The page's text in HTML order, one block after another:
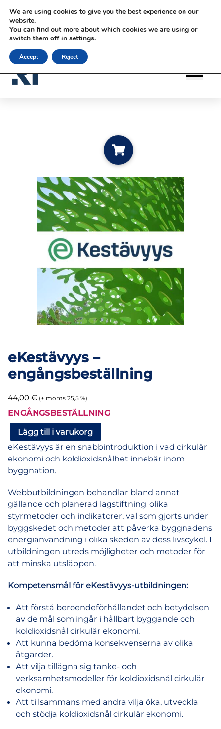
Kontakta oss Prenumerera på nyhetsbrev
rateko.fi | RATEKO Akademi | Svenska
Lägg i varukorgen
eKestävyys –
engångsbeställning
44,00 € (+ moms 25,5 %)
ENGÅNGSBESTÄLLNING
eKestävyys
–
engångsbeställning
mängd
Lägg till i varukorg
eKestävyys är en snabbintroduktion i vad cirkulär
ekonomi och koldioxidsnålhet innebär inom
byggnation.
Webbutbildningen behandlar bland annat
gällande och planerad lagstiftning, olika
styrmetoder och indikatorer, val som gjorts under
byggskedet och metoder att påverka byggnadens
energianvändning i olika skeden av dess livscykel. I
utbildningen utreds möjligheter och metoder för
att minska utsläppen.
Kompetensmål för eKestävyys-utbildningen:
Att förstå beroendeförhållandet och betydelsen
av de mål som ingår i hållbart byggande och
koldioxidsnål cirkulär ekonomi.
Att kunna bedöma konsekvenserna av olika
åtgärder.
Att vilja tillägna sig tanke- och
verksamhetsmodeller för koldioxidsnål cirkulär
ekonomi.
Att tillsammans med andra vilja öka, utveckla
och stödja koldioxidsnål cirkulär ekonomi.
We are using cookies to give you the best experience on our
website.
You can find out more about which cookies we are using or
switch them off in settings.
Accept Reject